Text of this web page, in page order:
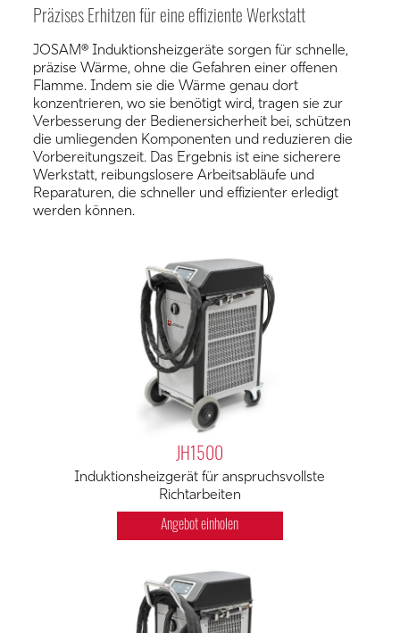
Präzises Erhitzen für eine effiziente Werkstatt
JOSAM® Induktionsheizgeräte sorgen für schnelle,
präzise Wärme, ohne die Gefahren einer offenen
Flamme. Indem sie die Wärme genau dort
konzentrieren, wo sie benötigt wird, tragen sie zur
Verbesserung der Bedienersicherheit bei, schützen
die umliegenden Komponenten und reduzieren die
Vorbereitungszeit. Das Ergebnis ist eine sicherere
Werkstatt, reibungslosere Arbeitsabläufe und
Reparaturen, die schneller und effizienter erledigt
werden können.
JH1500
Induktionsheizgerät für anspruchsvollste
Richtarbeiten
Angebot einholen